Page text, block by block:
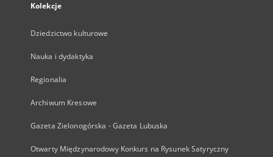
Kolekcje
Dziedzictwo kulturowe
Nauka i dydaktyka
Regionalia
Archiwum Kresowe
Gazeta Zielonogórska - Gazeta Lubuska
Otwarty Międzynarodowy Konkurs na Rysunek Satyryczny